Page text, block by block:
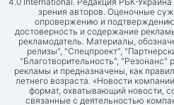
зрения авторов. Оценочные
опровержению и
достоверность и содержание
рекламодатель. Материалы,
релизы", "Спецпроект",
"Благотворительность",
рекламы и предназначены, как
летнего возраста. «Новости
формат, охватывающий новости,
связанные с деятельностью